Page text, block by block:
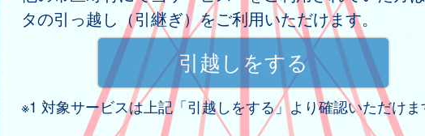
タの引っ越し（引継ぎ）をご利用いただけます。
※1 対象サービスは上記「引越しをする」より確認いただけま